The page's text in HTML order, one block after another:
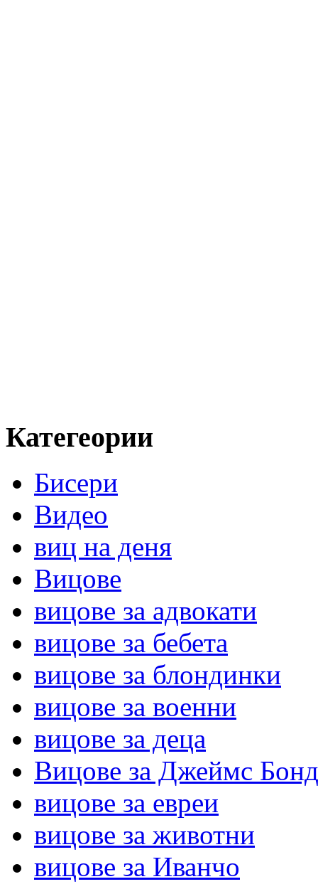
Категеории
Бисери
Видео
виц на деня
Вицове
вицове за адвокати
вицове за бебета
вицове за блондинки
вицове за военни
вицове за деца
Вицове за Джеймс Бонд
вицове за евреи
вицове за животни
вицове за Иванчо